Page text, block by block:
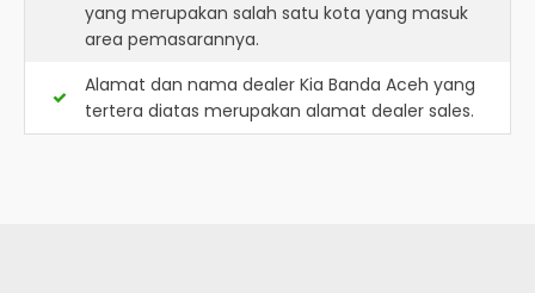
yang merupakan salah satu kota yang masuk
area pemasarannya.
Alamat dan nama dealer Kia Banda Aceh yang
tertera diatas merupakan alamat dealer sales.